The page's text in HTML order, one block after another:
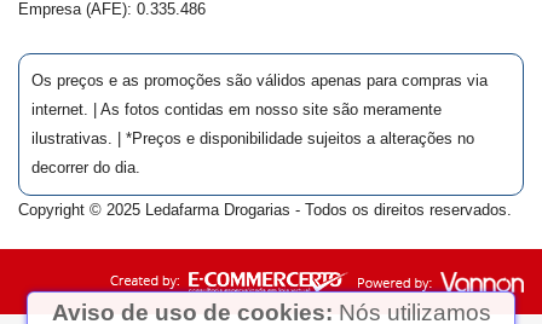
Empresa (AFE): 0.335.486
Os preços e as promoções são válidos apenas para compras via
internet. | As fotos contidas em nosso site são meramente
ilustrativas. | *Preços e disponibilidade sujeitos a alterações no
decorrer do dia.
Copyright © 2025 Ledafarma Drogarias - Todos os direitos reservados.
Aviso de uso de cookies: Nós utilizamos